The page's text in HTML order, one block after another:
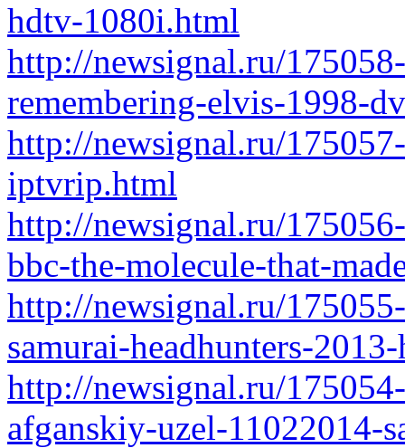
hdtv-1080i.html
http://newsignal.ru/
remembering-elvis-1998-
http://newsignal.ru/
iptvrip.html
http://newsignal.ru/
bbc-the-molecule-that-
http://newsignal.ru/
samurai-headhunters-
http://newsignal.ru/
afganskiy-uzel-11022014-